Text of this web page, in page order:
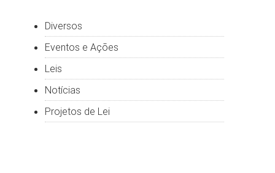
Diversos
Eventos e Ações
Leis
Notícias
Projetos de Lei